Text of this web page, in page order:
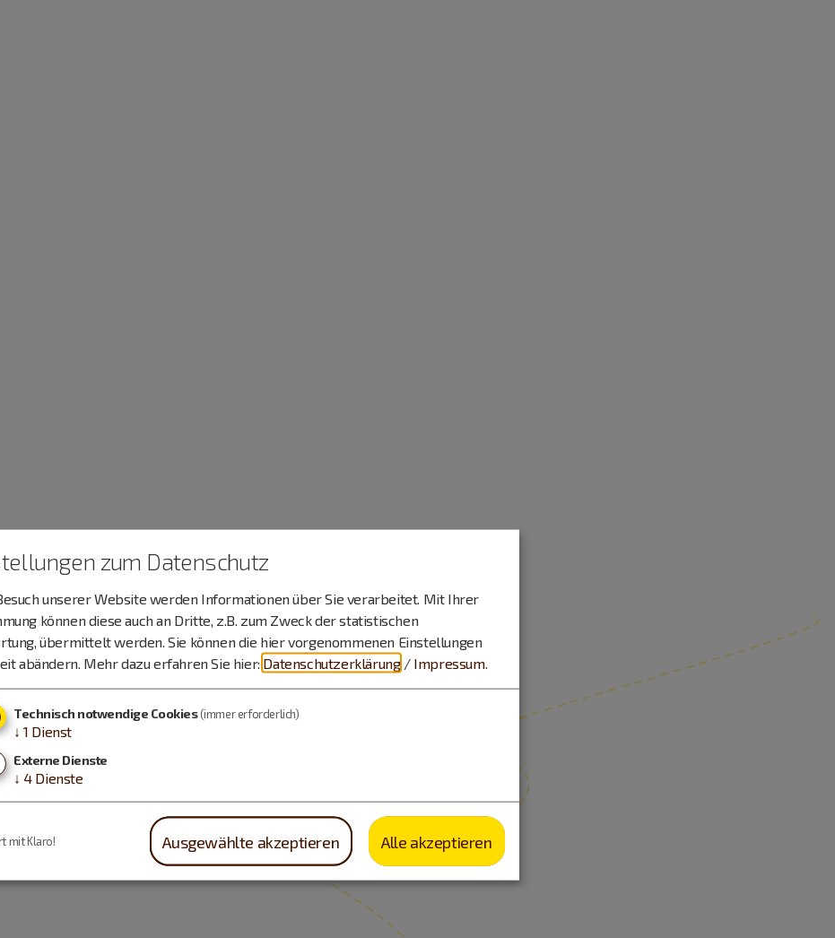
zum Datenschutz
unserer Website werden Informationen über Sie verarbeitet. Mit Ihrer
können diese auch an Dritte, z.B. zum Zweck der statistischen
übermittelt werden. Sie können die hier vorgenommenen Einstellungen
abändern. Mehr dazu erfahren Sie hier: Datenschutzerklärung / Impressum.
Technisch notwendige Cookies(immer erforderlich)
↓ 1 Dienst
Externe Dienste
↓ 4 Dienste
Ausgewählte akzeptieren Alle akzeptieren
mit Klaro!